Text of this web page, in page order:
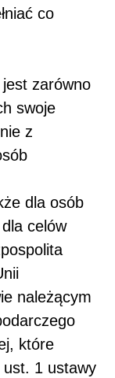
co
zarówno
swoje
z
dla osób
celów
należącym
które
1 ustawy